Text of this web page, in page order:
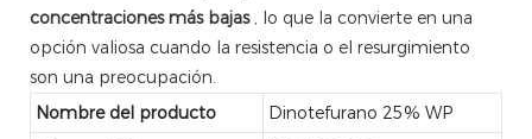
concentraciones más bajas , lo que la convierte en una
opción valiosa cuando la resistencia o el resurgimiento
son una preocupación.
Nombre del producto
Dinotefurano 25% WP